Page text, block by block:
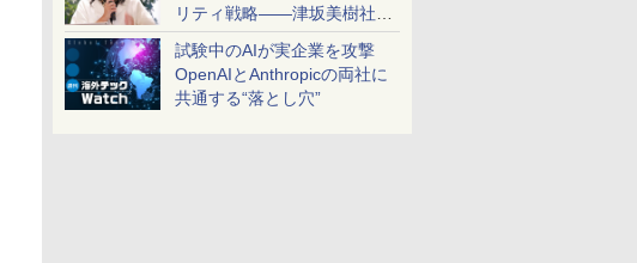
リティ戦略――津坂美樹社長
が2027年度戦略を説明
試験中のAIが実企業を攻撃
OpenAIとAnthropicの両社に
共通する“落とし穴”